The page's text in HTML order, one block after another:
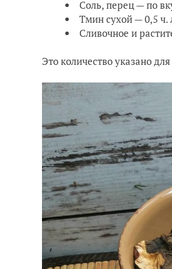
Соль, перец — по
Тмин сухой — 0,5 ч.
Сливочное и
Это количество указано